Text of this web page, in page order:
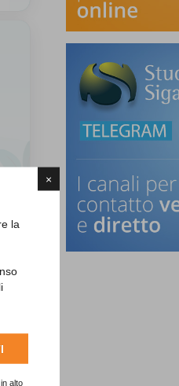
×
la
alto